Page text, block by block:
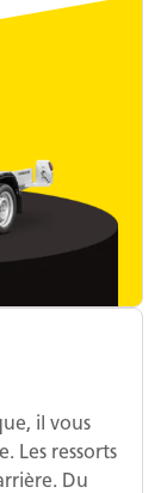
il vous
Les ressorts
Du